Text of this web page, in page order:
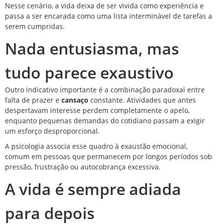
Nesse cenário, a vida deixa de ser vivida como experiência e
passa a ser encarada como uma lista interminável de tarefas a
serem cumpridas.
Nada entusiasma, mas
tudo parece exaustivo
Outro indicativo importante é a combinação paradoxal entre
falta de prazer e cansaço constante. Atividades que antes
despertavam interesse perdem completamente o apelo,
enquanto pequenas demandas do cotidiano passam a exigir
um esforço desproporcional.
A psicologia associa esse quadro à exaustão emocional,
comum em pessoas que permanecem por longos períodos sob
pressão, frustração ou autocobrança excessiva.
A vida é sempre adiada
para depois